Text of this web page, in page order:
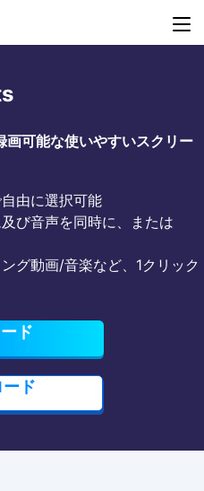
画可能な使いやすいスクリー
由に選択可能
び音声を同時に、または
グ動画/音楽など、1クリック
ド
ド